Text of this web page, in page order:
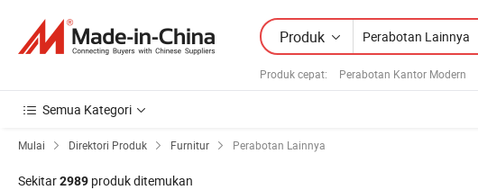
Produk
Produk cepat: Perabotan Kantor Modern
Semua Kategori
Mulai Direktori Produk Furnitur Perabotan Lainnya
Sekitar2989 produk ditemukan